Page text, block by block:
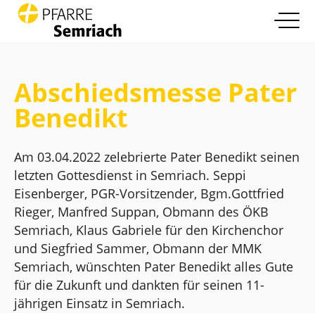
Pfarrleben
more
Die Pfarre more
Kontakt
Abschiedsmesse Pater
Benedikt
Am 03.04.2022 zelebrierte Pater Benedikt seinen
letzten Gottesdienst in Semriach. Seppi
Eisenberger, PGR-Vorsitzender, Bgm.Gottfried
Rieger, Manfred Suppan, Obmann des ÖKB
Semriach, Klaus Gabriele für den Kirchenchor
und Siegfried Sammer, Obmann der MMK
Semriach, wünschten Pater Benedikt alles Gute
für die Zukunft und dankten für seinen 11-
jährigen Einsatz in Semriach.